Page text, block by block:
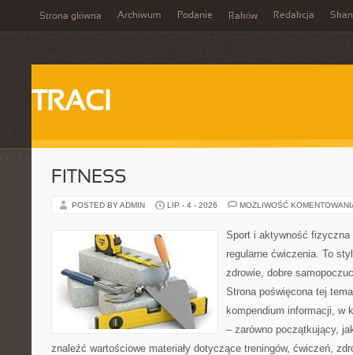
Strona główna Archiwum Podanie Raków Redakcja
TRACI
FITNESS
POSTED BY ADMIN LIP - 4 - 2026 MOŻLIWOŚĆ
Sport i aktywność
regularne ćwiczenia. To
zdrowie, dobre
Strona poświęcona tej
kompendium informacji, w
– zarówno początkujący,
znaleźć wartościowe materiały dotyczące treningów, ćwiczeń,